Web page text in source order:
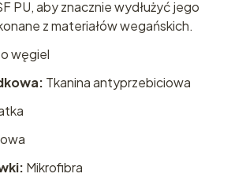
PU, aby znacznie wydłużyć jego
z materiałów wegańskich.
węgiel
Tkanina antyprzebiciowa
Mikrofibra